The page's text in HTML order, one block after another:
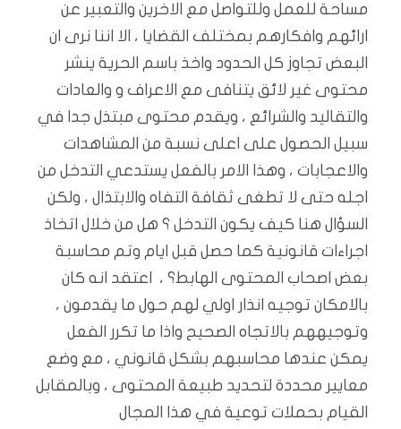
مساحة للعمل وللتواصل مع الاخرين والتعبير عن
ارائهم وافكارهم بمختلف القضايا ، الا اننا نرى ان
البعض تجاوز كل الحدود واخذ باسم الحرية ينشر
محتوى غير لائق يتنافى مع الاعراف و والعادات
والتقاليد والشرائع ، ويقدم محتوى مبتذل جدا في
سبيل الحصول على اعلى نسبة من المشاهدات
والاعجابات ، وهذا الامر بالفعل يستدعي التدخل من
اجله حتى لا تطغى ثقافة التفاه والابتذال ، ولكن
السؤال هنا كيف يكون التدخل ؟ هل من خلال اتخاذ
اجراءات قانونية كما حصل قبل ايام وتم محاسبة
بعض اصحاب المحتوى الهابط؟ ، اعتقد انه كان
بالامكان توجيه انذار اولي لهم حول ما يقدمون ،
وتوجيههم بالاتجاه الصحيح واذا ما تكرر الفعل
يمكن عندها محاسبهم بشكل قانوني ، مع وضع
معايير محددة لتحديد طبيعة المحتوى ، وبالمقابل
القيام بحملات توعية في هذا المجال